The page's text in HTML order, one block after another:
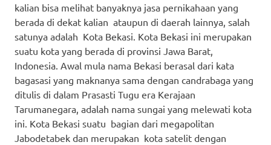
kalian bisa melihat banyaknya jasa pernikahaan yang
berada di dekat kalian ataupun di daerah lainnya, salah
satunya adalah Kota Bekasi. Kota Bekasi ini merupakan
suatu kota yang berada di provinsi Jawa Barat,
Indonesia. Awal mula nama Bekasi berasal dari kata
bagasasi yang maknanya sama dengan candrabaga yang
ditulis di dalam Prasasti Tugu era Kerajaan
Tarumanegara, adalah nama sungai yang melewati kota
ini. Kota Bekasi suatu bagian dari megapolitan
Jabodetabek dan merupakan kota satelit dengan